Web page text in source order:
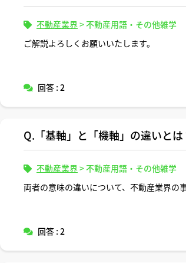
不動産業界>不動産用語・その他雑学
ご解説よろしくお願いいたします。
回答 : 2
Q.「基軸」と「機軸」の違いとは
不動産業界>不動産用語・その他雑学
両者の意味の違いについて、不動産業界の
回答 : 2